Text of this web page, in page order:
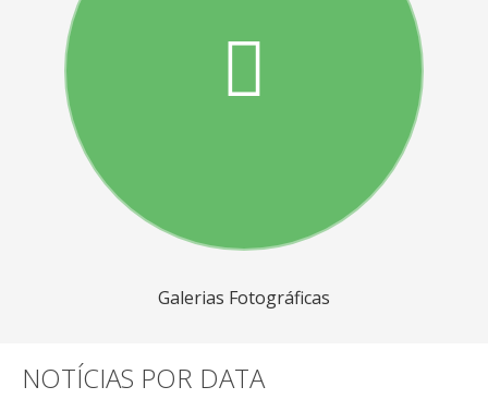
Galerias Fotográficas
NOTÍCIAS POR DATA